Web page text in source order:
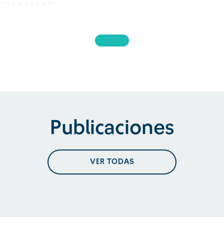
Publicaciones
VER TODAS